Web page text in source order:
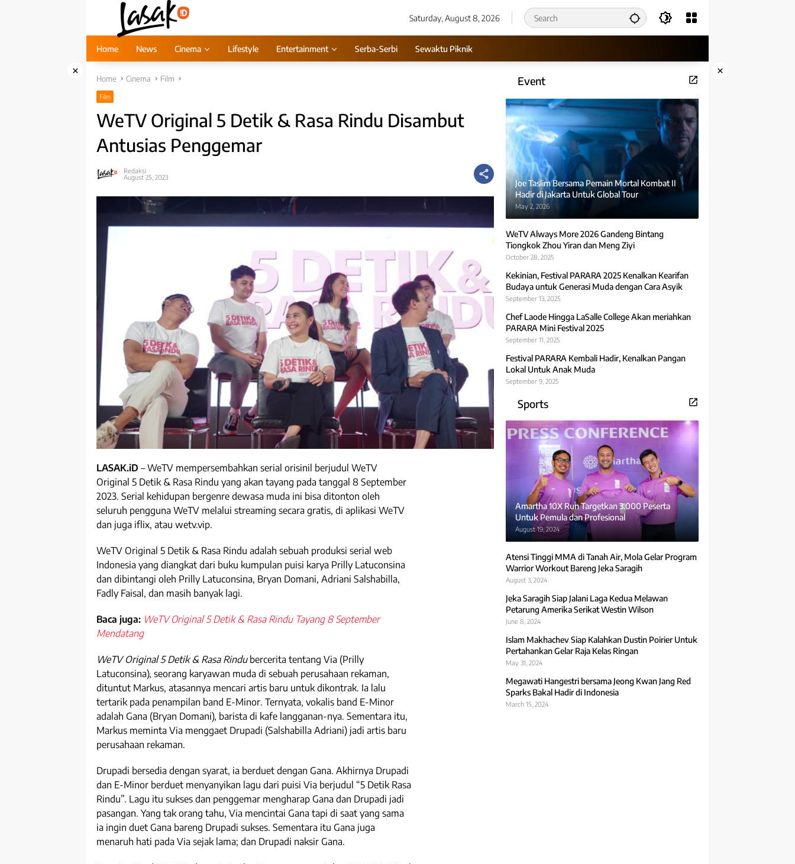
Saturday, August 8, 2026
Home News Cinema Lifestyle Entertainment Serba-Serbi Sewaktu Piknik
× ×
Home Cinema Film
Film
WeTV Original 5 Detik & Rasa Rindu Disambut
Antusias Penggemar
Redaksi
August 25, 2023
LASAK.iD – WeTV mempersembahkan serial orisinil berjudul WeTV
Original 5 Detik & Rasa Rindu yang akan tayang pada tanggal 8 September
2023. Serial kehidupan bergenre dewasa muda ini bisa ditonton oleh
seluruh pengguna WeTV melalui streaming secara gratis, di aplikasi WeTV
dan juga iflix, atau wetv.vip.
WeTV Original 5 Detik & Rasa Rindu adalah sebuah produksi serial web
Indonesia yang diangkat dari buku kumpulan puisi karya Prilly Latuconsina
dan dibintangi oleh Prilly Latuconsina, Bryan Domani, Adriani Salshabilla,
Fadly Faisal, dan masih banyak lagi.
Baca juga: WeTV Original 5 Detik & Rasa Rindu Tayang 8 September
Mendatang
WeTV Original 5 Detik & Rasa Rindubercerita tentang Via (Prilly
Latuconsina), seorang karyawan muda di sebuah perusahaan rekaman,
dituntut Markus, atasannya mencari artis baru untuk dikontrak. Ia lalu
tertarik pada penampilan band E-Minor. Ternyata, vokalis band E-Minor
adalah Gana (Bryan Domani), barista di kafe langganan-nya. Sementara itu,
Markus meminta Via menggaet Drupadi (Salshabilla Adriani) jadi artis baru
perusahaan rekaman.
Drupadi bersedia dengan syarat, ia berduet dengan Gana. Akhirnya Drupadi
dan E-Minor berduet menyanyikan lagu dari puisi Via berjudul “5 Detik Rasa
Rindu”. Lagu itu sukses dan penggemar mengharap Gana dan Drupadi jadi
pasangan. Yang tak orang tahu, Via mencintai Gana tapi di saat yang sama
ia ingin duet Gana bareng Drupadi sukses. Sementara itu Gana juga
menaruh hati pada Via sejak lama; dan Drupadi naksir Gana.
Event
Joe Taslim Bersama Pemain Mortal Kombat II
Hadir di Jakarta Untuk Global Tour
May 2, 2026
WeTV Always More 2026 Gandeng Bintang
Tiongkok Zhou Yiran dan Meng Ziyi
October 28, 2025
Kekinian, Festival PARARA 2025 Kenalkan Kearifan
Budaya untuk Generasi Muda dengan Cara Asyik
September 13, 2025
Chef Laode Hingga LaSalle College Akan meriahkan
PARARA Mini Festival 2025
September 11, 2025
Festival PARARA Kembali Hadir, Kenalkan Pangan
Lokal Untuk Anak Muda
September 9, 2025
Sports
Amartha 10X Run Targetkan 3.000 Peserta
Untuk Pemula dan Profesional
August 19, 2024
Atensi Tinggi MMA di Tanah Air, Mola Gelar Program
Warrior Workout Bareng Jeka Saragih
August 3, 2024
Jeka Saragih Siap Jalani Laga Kedua Melawan
Petarung Amerika Serikat Westin Wilson
June 8, 2024
Islam Makhachev Siap Kalahkan Dustin Poirier Untuk
Pertahankan Gelar Raja Kelas Ringan
May 31, 2024
Megawati Hangestri bersama Jeong Kwan Jang Red
Sparks Bakal Hadir di Indonesia
March 15, 2024